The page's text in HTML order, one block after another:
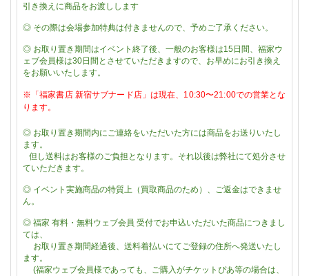
引き換えに商品をお渡しします
◎ その際は会場参加特典は付きませんので、予めご了承ください。
◎ お取り置き期間はイベント終了後、一般のお客様は15日間、福家ウ
ェブ会員様は30日間とさせていただきますので、お早めにお引き換え
をお願いいたします。
※「福家書店 新宿サブナード店」は現在、 10:30〜21:00での営業とな
ります。
◎ お取り置き期間内にご連絡をいただいた方には商品をお送りいたし
ます。
但し送料はお客様のご負担となります。それ以後は弊社にて処分させ
ていただきます。
◎ イベント実施商品の特質上（買取商品のため）、ご返金はできませ
ん。
◎ 福家 有料・無料ウェブ会員 受付でお申込いただいた商品につきまし
ては、
お取り置き期間経過後、送料着払いにてご登録の住所へ発送いたし
ます。
(福家ウェブ会員様であっても、ご購入がチケットぴあ等の場合は、